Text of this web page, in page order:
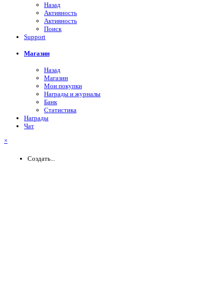
Назад
Активность
Активность
Поиск
Support
Магазин
Назад
Магазин
Мои покупки
Награды и журналы
Банк
Статистика
Награды
Чат
×
Создать...